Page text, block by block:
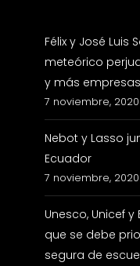
Félix y José Luis
meteórico
y más
7 noviembre, 2020
Nebot y Lasso
Ecuador
7 noviembre, 2020
Unesco, Unicef
que se debe
segura de